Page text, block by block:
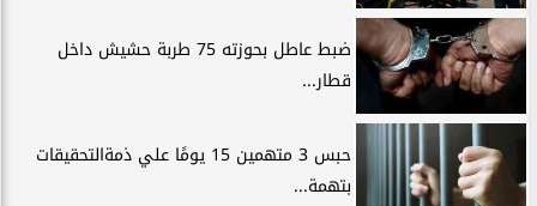
ضبط عاطل بحوزته 75 طربة حشيش داخل
قطار...
حبس 3 متهمين 15 يومًا علي ذمةالتحقيقات
بتهمة...